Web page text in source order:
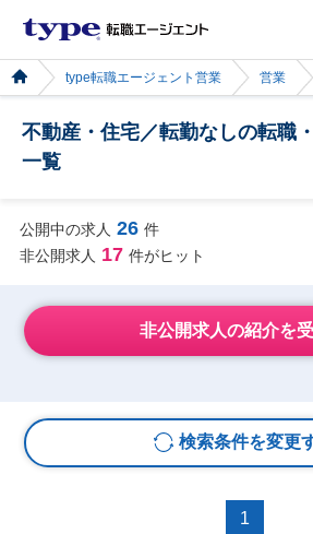
type転職エージェント営業 営業
不動産・住宅／転勤なしの転職
一覧
公開中の求人 26 件
非公開求人 17 件がヒット
非公開求人の紹介を
検索条件を変更
1